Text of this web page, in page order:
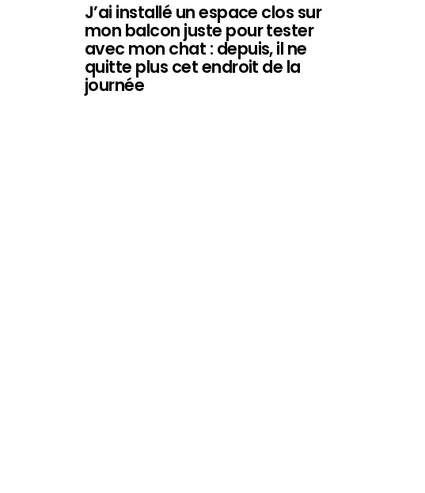
J’ai installé un espace clos sur
mon balcon juste pour tester
avec mon chat : depuis, il ne
quitte plus cet endroit de la
journée